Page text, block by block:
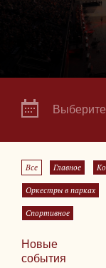
Все Главное
Оркестры в парках
Спортивное
Новые
события